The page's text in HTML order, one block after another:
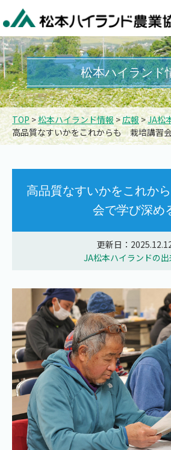
松本ハイランド
TOP>松本ハイランド情報>広報>JA松
高品質なすいかをこれからも 栽培講習
高品質なすいかをこれか
会で学び深め
更新日：
JA松本ハイランドの出